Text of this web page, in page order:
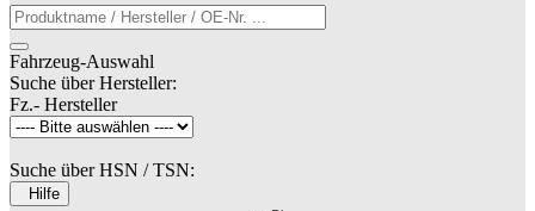
Fahrzeug-Auswahl
Suche über Hersteller:
Fz.- Hersteller
Suche über HSN / TSN:
Hilfe